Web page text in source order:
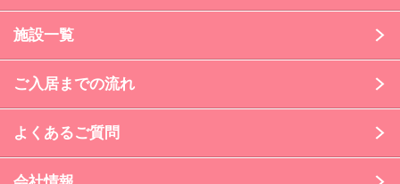
施設一覧
ご入居までの流れ
よくあるご質問